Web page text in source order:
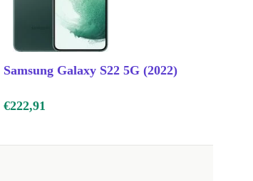
Samsung Galaxy S22 5G (2022)
€222,91